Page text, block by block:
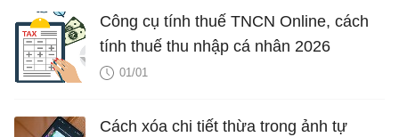
Công cụ tính thuế TNCN Online, cách
tính thuế thu nhập cá nhân 2026
01/01
Cách xóa chi tiết thừa trong ảnh tự